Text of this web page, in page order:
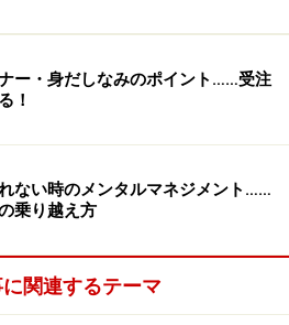
立ちましたら、ぜひお知り合い
してください。
ョートコ より現実に合った記事
ー・身だしなみのポイント……受注
！
ない時のメンタルマネジメント……
乗り越え方
関連するテーマ